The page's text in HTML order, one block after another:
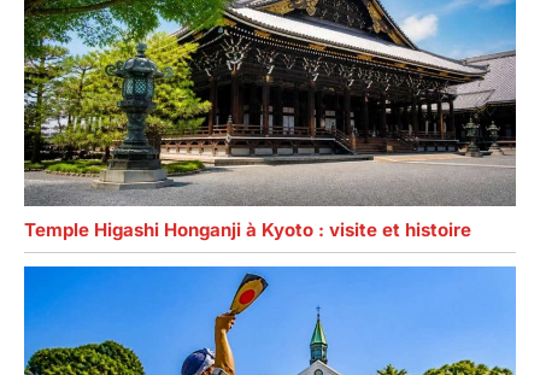
Temple Higashi Honganji à Kyoto : visite et histoire